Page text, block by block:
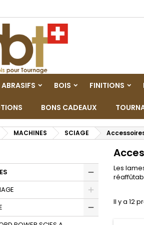
ABRASIFS BOIS FINITIONS
BONS CADEAUX
MACHINES SCIAGE
Toggle
Toggle
Les
Il y a 12